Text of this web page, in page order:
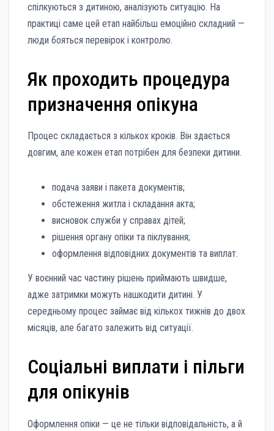
спілкуються з дитиною, аналізують ситуацію. На
практиці саме цей етап найбільш емоційно складний —
люди бояться перевірок і контролю.
Як проходить процедура
призначення опікуна
Процес складається з кількох кроків. Він здається
довгим, але кожен етап потрібен для безпеки дитини.
подача заяви і пакета документів;
обстеження житла і складання акта;
висновок служби у справах дітей;
рішення органу опіки та піклування;
оформлення відповідних документів та виплат.
У воєнний час частину рішень приймають швидше,
адже затримки можуть нашкодити дитині. У
середньому процес займає від кількох тижнів до двох
місяців, але багато залежить від ситуації.
Соціальні виплати і пільги
для опікунів
Оформлення опіки — це не тільки відповідальність, а й